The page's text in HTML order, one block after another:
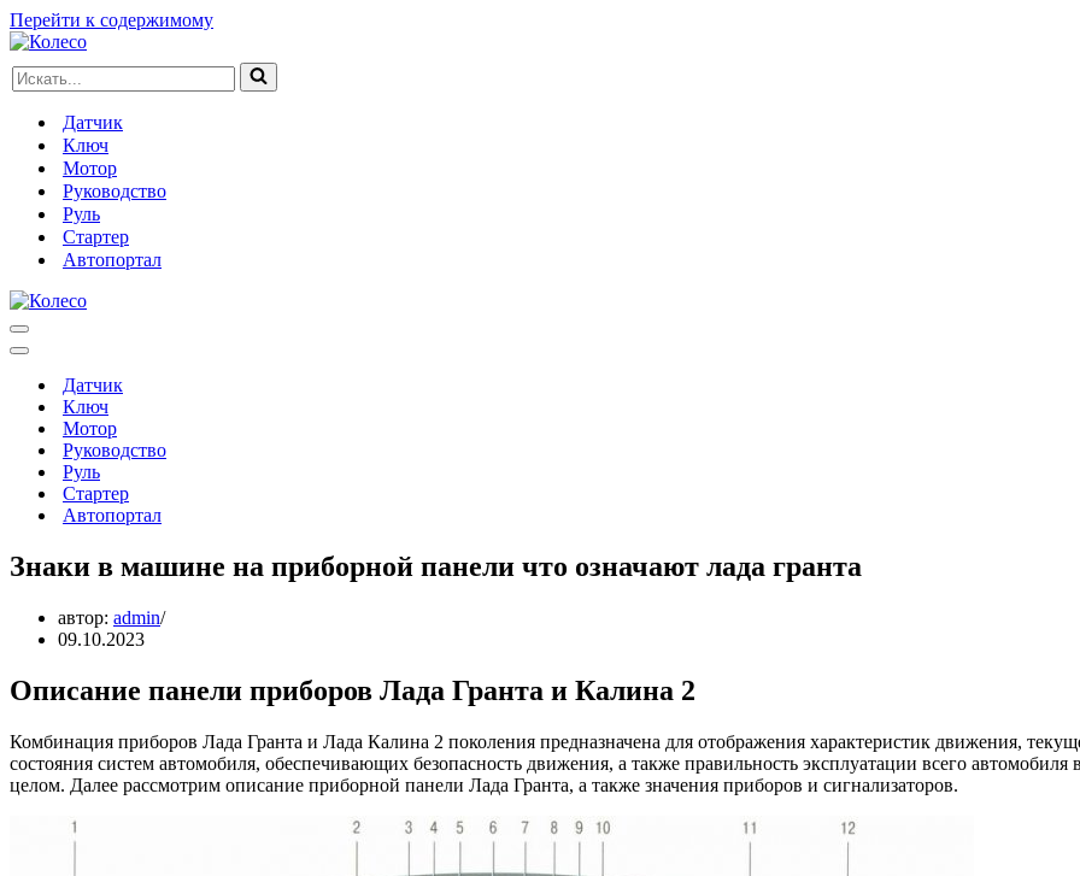
Перейти к содержимому
Искать...
Датчик
Ключ
Мотор
Руководство
Руль
Стартер
Автопортал
Меню
навигации
Меню
навигацииДатчик
Ключ
Мотор
Руководство
Руль
Стартер
Автопортал
Знаки в машине на приборной панели что означают лада гранта
автор: admin
09.10.2023
Описание панели приборов Лада Гранта и Калина 2
Комбинация приборов Лада Гранта и Лада Калина 2 поколения предназначена для отображения характеристик движения,
состояния систем автомобиля, обеспечивающих безопасность движения, а также правильность эксплуатации всего автомобиля в
целом. Далее рассмотрим описание приборной панели Лада Гранта, а также значения приборов и сигнализаторов.